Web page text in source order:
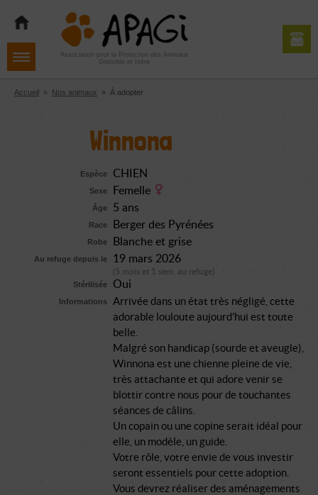
navigation
contenu
Aller
pied
de
Association pour la Protection des Animaux
Grenoble et Isère
Accueil » Nos animaux » À adopter
Winnona
Espèce CHIEN
Sexe Femelle
Âge 5 ans
Race Berger des Pyrénées
Robe Blanche et grise
Au refuge depuis le 19 mars 2026
(5 mois et 1 sem. au refuge)
Stérilisée
Oui
Informations
Arrivée dans un état très négligé, cette
adorable louloute aujourd'hui est toute
belle.
Malgré son handicap (sourde et aveugle),
Winnona est une chienne pleine de vie,
très attachante et qui adore venir se
blottir contre nous pour de touchantes
séances de câlins.
Un copain ou une copine serait idéal pour
elle, un modèle, un guide.
Votre rôle, votre envie de vous investir
seront essentiels pour cette adoption.
Vous devrez réaliser des aménagements